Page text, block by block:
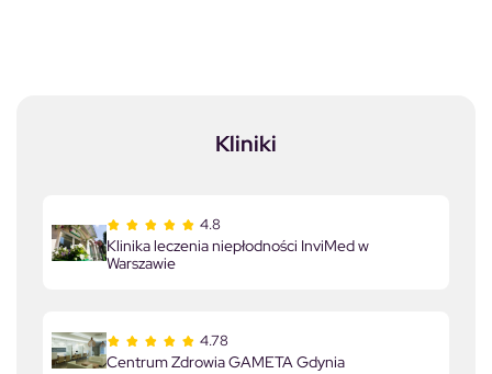
Kliniki
4.8
Klinika leczenia niepłodności InviMed w
Warszawie
4.78
Centrum Zdrowia GAMETA Gdynia